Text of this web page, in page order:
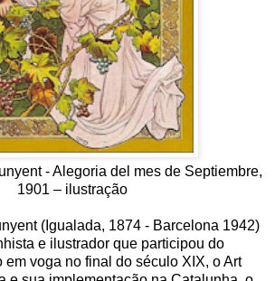
- Alegoria del mes de Septiembre,
1901 – ilustração
(Igualada, 1874 - Barcelona 1942)
e ilustrador que participou do
em voga no final do século XIX, o Art